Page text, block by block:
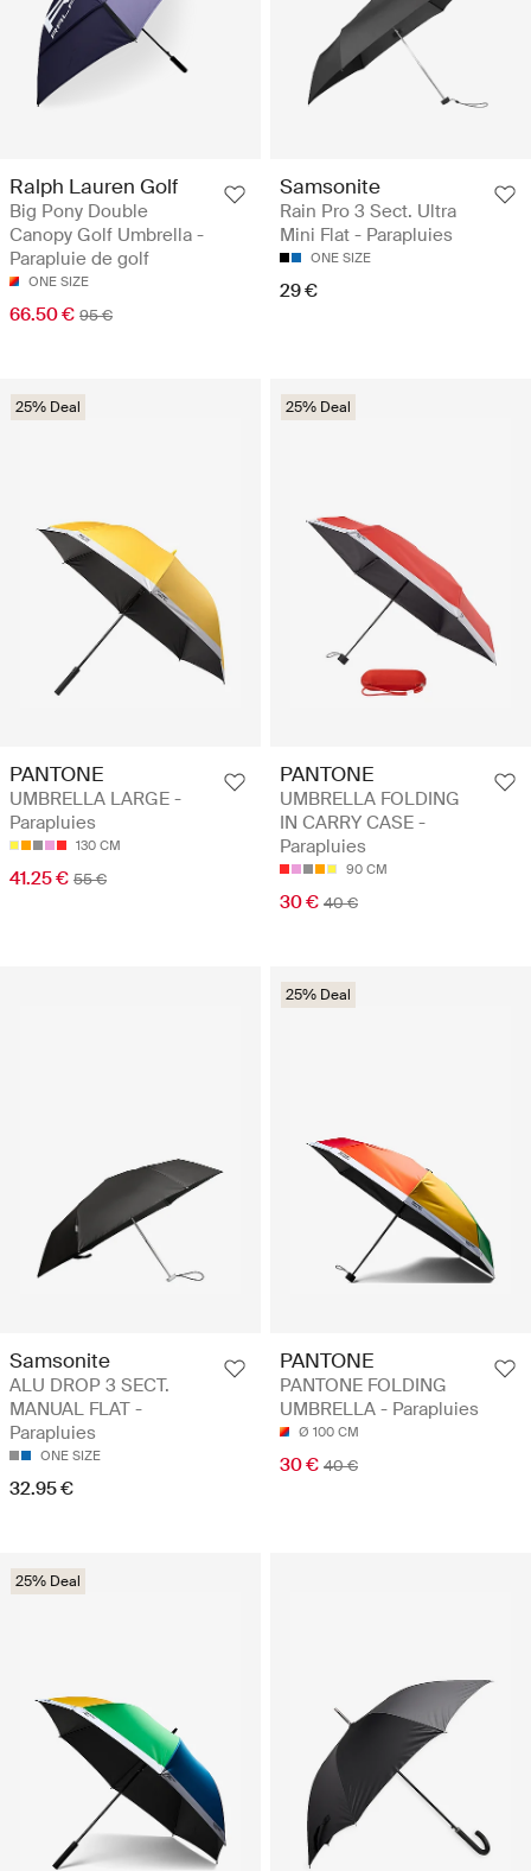
Ralph Lauren Golf
Big Pony Double
Canopy Golf Umbrella -
Parapluie de golf
ONE SIZE
66.50 € 95 €
Samsonite
Rain Pro 3 Sect. Ultra
Mini Flat - Parapluies
ONE SIZE
29 €
25% Deal
PANTONE
UMBRELLA LARGE -
Parapluies
130 CM
41.25 € 55 €
25% Deal
PANTONE
UMBRELLA FOLDING
IN CARRY CASE -
Parapluies
90 CM
30 € 40 €
Samsonite
ALU DROP 3 SECT.
MANUAL FLAT -
Parapluies
ONE SIZE
32.95 €
25% Deal
PANTONE
PANTONE FOLDING
UMBRELLA - Parapluies
Ø 100 CM
30 € 40 €
25% Deal